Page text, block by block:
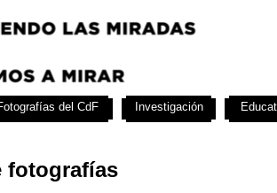
fotografías
del CdF Investigación